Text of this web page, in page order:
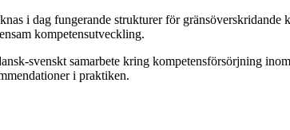
i dag fungerande strukturer för
kompetensutveckling.
samarbete kring kompetensförsörjning
i praktiken.